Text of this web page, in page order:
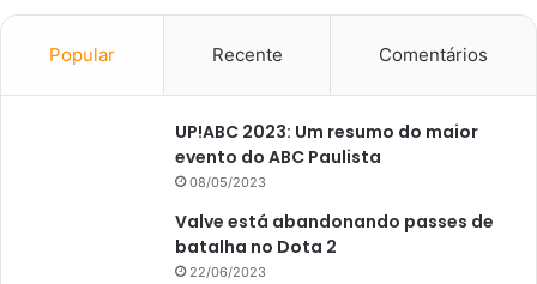
Popular Recente Comentários
UP!ABC 2023: Um resumo do maior
evento do ABC Paulista
08/05/2023
Valve está abandonando passes de
batalha no Dota 2
22/06/2023